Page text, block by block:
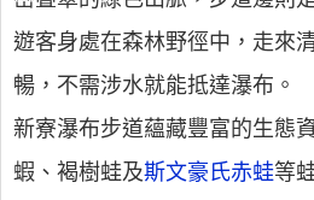
遊客身處在森林野徑中，走來
暢，不需涉水就能抵達瀑布。
新寮瀑布步道蘊藏豐富的生態
蝦、褐樹蛙及斯文豪氏赤蛙等